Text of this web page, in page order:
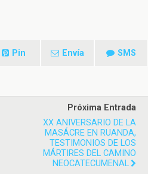
Pin Envía SMS
Próxima Entrada
XX ANIVERSARIO DE LA
MASÁCRE EN RUANDA,
TESTIMONIOS DE LOS
MÁRTIRES DEL CAMINO
NEOCATECUMENAL